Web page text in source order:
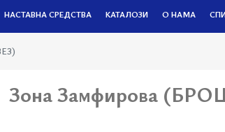
НАСТАВНА СРЕДСТВА КАТАЛОЗИ О НАМА
Зона Замфирова